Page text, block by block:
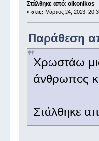
Στάλθηκε από: oikonikos
« στις: Μάρτιος 24, 2023,
Παράθεση
Χρωστάω
άνθρωπος
Στάλθηκε